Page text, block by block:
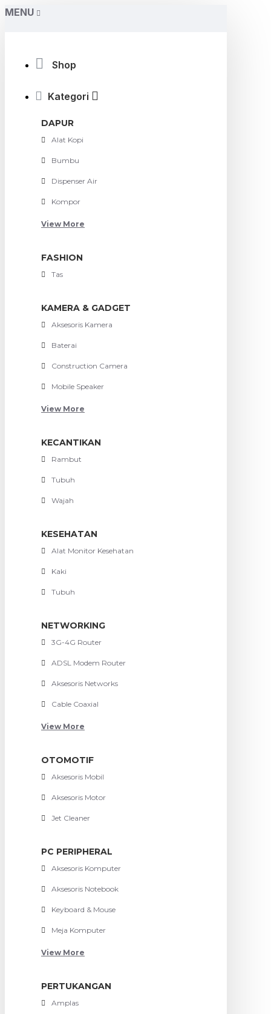
MENU
Shop
Kategori
DAPUR
Alat Kopi
Bumbu
Dispenser Air
Kompor
View More
FASHION
Tas
KAMERA & GADGET
Aksesoris Kamera
Baterai
Construction Camera
Mobile Speaker
View More
KECANTIKAN
Rambut
Tubuh
Wajah
KESEHATAN
Alat Monitor Kesehatan
Kaki
Tubuh
NETWORKING
3G-4G Router
ADSL Modem Router
Aksesoris Networks
Cable Coaxial
View More
OTOMOTIF
Aksesoris Mobil
Aksesoris Motor
Jet Cleaner
PC PERIPHERAL
Aksesoris Komputer
Aksesoris Notebook
Keyboard & Mouse
Meja Komputer
View More
PERTUKANGAN
Amplas